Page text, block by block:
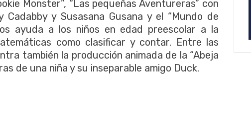
Monster”, “Las pequeñas Aventureras” con
y Susasana Gusana y el “Mundo de
ayuda a los niños en edad preescolar a la
como clasificar y contar. Entre las
también la producción animada de la “Abeja
de una niña y su inseparable amigo Duck.